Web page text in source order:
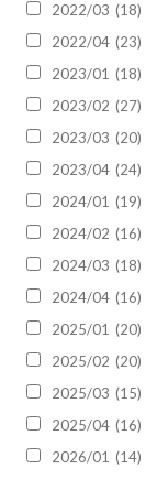
2022/03 (18)
2022/04 (23)
2023/01 (18)
2023/02 (27)
2023/03 (20)
2023/04 (24)
2024/01 (19)
2024/02 (16)
2024/03 (18)
2024/04 (16)
2025/01 (20)
2025/02 (20)
2025/03 (15)
2025/04 (16)
2026/01 (14)